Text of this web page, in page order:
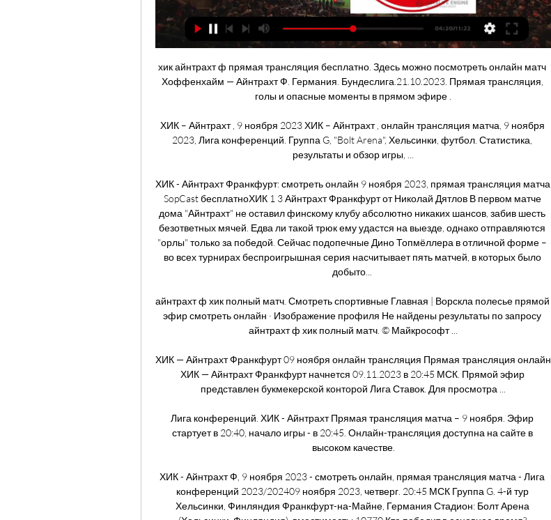
хик айнтрахт ф прямая трансляция бесплатно. Здесь можно посмотреть онлайн матч
Хоффенхайм — Айнтрахт Ф. Германия. Бундеслига.21.10.2023. Прямая трансляция,
голы и опасные моменты в прямом эфире .
ХИК – Айнтрахт , 9 ноября 2023 ХИК – Айнтрахт , онлайн трансляция матча, 9 ноября
2023, Лига конференций. Группа G, "Bolt Arena", Хельсинки, футбол. Статистика,
результаты и обзор игры, ...
ХИК - Айнтрахт Франкфурт: смотреть онлайн 9 ноября 2023, прямая трансляция матча
SopCast бесплатноХИК 1 3 Айнтрахт Франкфурт от Николай Дятлов В первом матче
дома "Айнтрахт" не оставил финскому клубу абсолютно никаких шансов, забив шесть
безответных мячей. Едва ли такой трюк ему удастся на выезде, однако отправляются
"орлы" только за победой. Сейчас подопечные Дино Топмёллера в отличной форме –
во всех турнирах беспроигрышная серия насчитывает пять матчей, в которых было
добыто...
айнтрахт ф хик полный матч. Смотреть спортивные Главная | Ворскла полесье прямой
эфир смотреть онлайн · Изображение профиля Не найдены результаты по запросу
айнтрахт ф хик полный матч. © Майкрософт ...
ХИК — Айнтрахт Франкфурт 09 ноября онлайн трансляция Прямая трансляция онлайн
ХИК — Айнтрахт Франкфурт начнется 09.11.2023 в 20:45 МСК. Прямой эфир
представлен букмекерской конторой Лига Ставок. Для просмотра ...
Лига конференций. ХИК - Айнтрахт Прямая трансляция матча – 9 ноября. Эфир
стартует в 20:40, начало игры - в 20:45. Онлайн-трансляция доступна на сайте в
высоком качестве.
ХИК - Айнтрахт Ф, 9 ноября 2023 - смотреть онлайн, прямая трансляция матча - Лига
конференций 2023/202409 ноября 2023, четверг. 20:45 МСК Группа G. 4-й тур
Хельсинки, Финляндия Франкфурт-на-Майне, Германия Стадион: Болт Арена